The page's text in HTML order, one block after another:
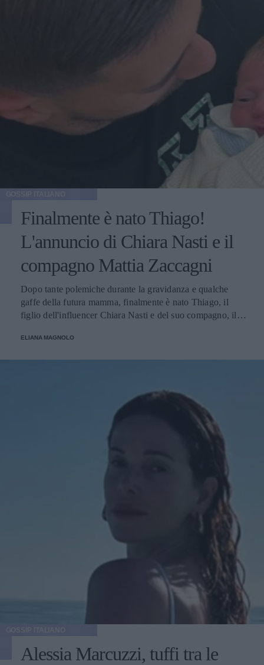
Finalmente è nato Thiago!
L'annuncio di Chiara Nasti e il
compagno Mattia Zaccagni
Dopo tante polemiche durante la gravidanza e qualche
gaffe della futura mamma, finalmente è nato Thiago, il
figlio dell'influencer Chiara Nasti e del suo compagno, il
condiviso sui social della coppia.
ELIANA MAGNOLO
Alessia Marcuzzi, tuffi tra le